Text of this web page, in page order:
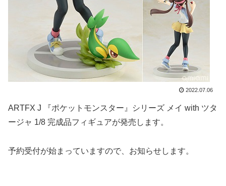
2022.07.06
ARTFX J 『ポケットモンスター』シリーズ メイ with ツタ
ージャ 1/8 完成品フィギュアが発売します。
予約受付が始まっていますので、お知らせします。